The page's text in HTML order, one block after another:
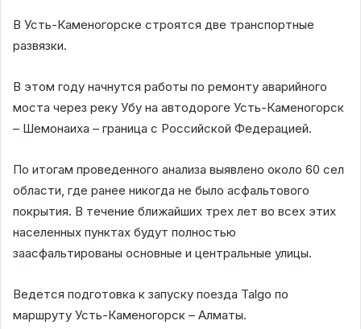
В Усть-Каменогорске строятся две транспортные
развязки.
В этом году начнутся работы по ремонту аварийного
моста через реку Убу на автодороге Усть-Каменогорск
– Шемонаиха – граница с Российской Федерацией.
По итогам проведенного анализа выявлено около 60 сел
области, где ранее никогда не было асфальтового
покрытия. В течение ближайших трех лет во всех этих
населенных пунктах будут полностью
заасфальтированы основные и центральные улицы.
Ведется подготовка к запуску поезда Talgo по
маршруту Усть-Каменогорск – Алматы.